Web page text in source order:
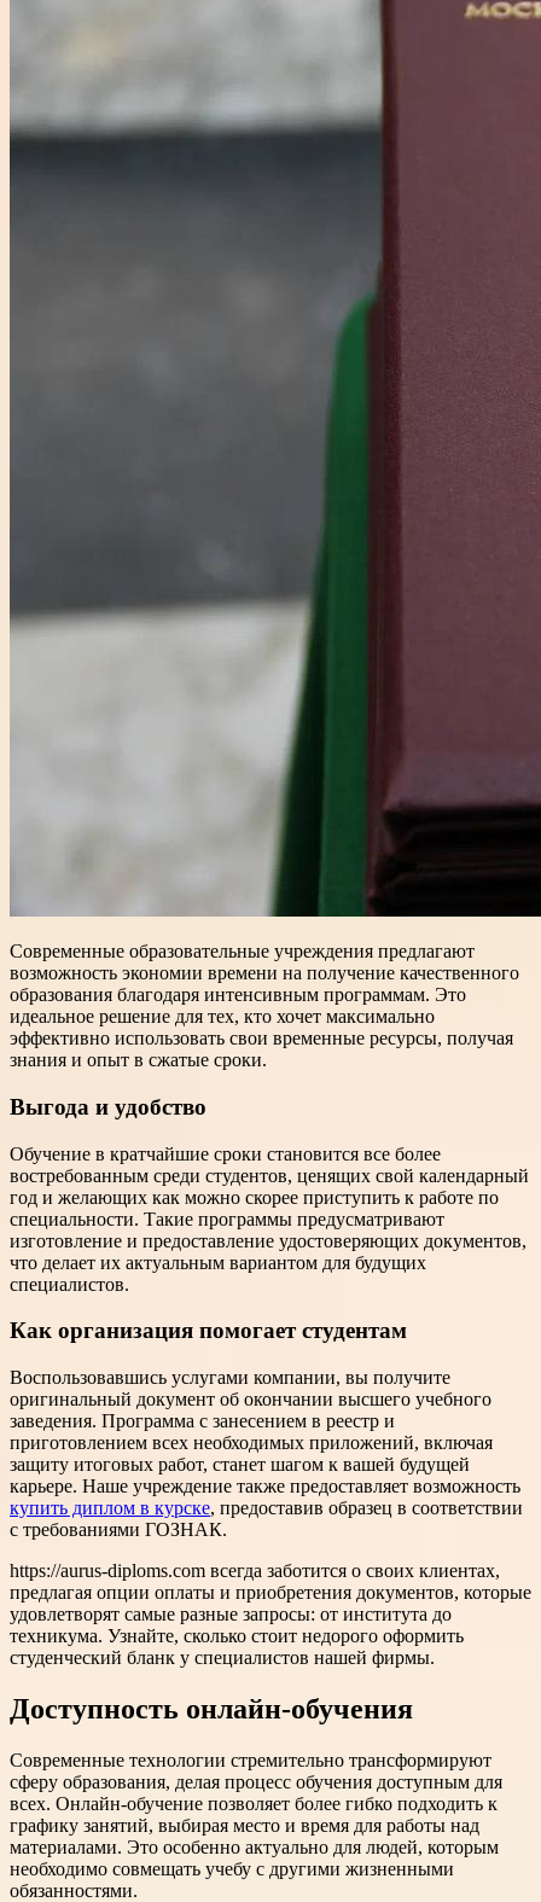
Современные образовательные учреждения предлагают
возможность экономии времени на получение качественного
образования благодаря интенсивным программам. Это
идеальное решение для тех, кто хочет максимально
эффективно использовать свои временные ресурсы, получая
знания и опыт в сжатые сроки.
Выгода и удобство
Обучение в кратчайшие сроки становится все более
востребованным среди студентов, ценящих свой календарный
год и желающих как можно скорее приступить к работе по
специальности. Такие программы предусматривают
изготовление и предоставление удостоверяющих документов,
что делает их актуальным вариантом для будущих
специалистов.
Как организация помогает студентам
Воспользовавшись услугами компании, вы получите
оригинальный документ об окончании высшего учебного
заведения. Программа с занесением в реестр и
приготовлением всех необходимых приложений, включая
защиту итоговых работ, станет шагом к вашей будущей
карьере. Наше учреждение также предоставляет возможность
купить диплом в курске, предоставив образец в соответствии
с требованиями ГОЗНАК.
https://aurus-diploms.com всегда заботится о своих клиентах,
предлагая опции оплаты и приобретения документов, которые
удовлетворят самые разные запросы: от института до
техникума. Узнайте, сколько стоит недорого оформить
студенческий бланк у специалистов нашей фирмы.
Доступность онлайн-обучения
Современные технологии стремительно трансформируют
сферу образования, делая процесс обучения доступным для
всех. Онлайн-обучение позволяет более гибко подходить к
графику занятий, выбирая место и время для работы над
материалами. Это особенно актуально для людей, которым
необходимо совмещать учебу с другими жизненными
обязанностями.